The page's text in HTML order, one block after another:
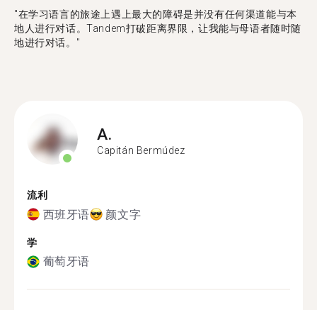
"在学习语言的旅途上遇上最大的障碍是并没有任何渠道能与本
地人进行对话。Tandem打破距离界限，让我能与母语者随时随
地进行对话。"
A.
Capitán Bermúdez
流利
西班牙语 颜文字
学
葡萄牙语